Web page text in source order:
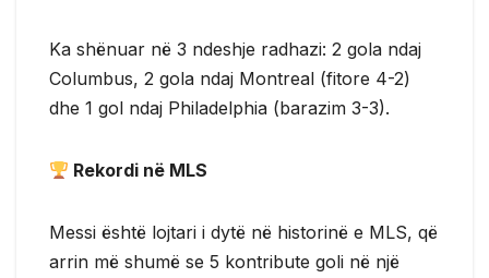
Ka shënuar në 3 ndeshje radhazi: 2 gola ndaj
Columbus, 2 gola ndaj Montreal (fitore 4-2)
dhe 1 gol ndaj Philadelphia (barazim 3-3).
Rekordi në MLS
Messi është lojtari i dytë në historinë e MLS, që
arrin më shumë se 5 kontribute goli në një